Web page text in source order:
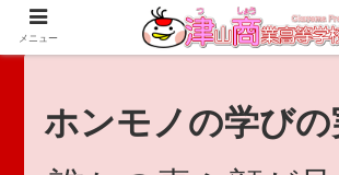
since 1921｜地域と共に未来へつなげ！｜Tsuyama
ホンモノの学びの
メニュー